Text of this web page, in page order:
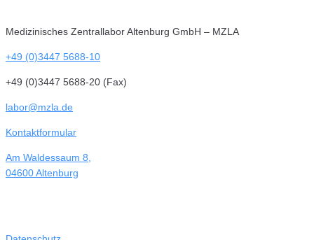
Medizinisches Zentrallabor Altenburg GmbH – MZLA
+49 (0)3447 5688-10
+49 (0)3447 5688-20 (Fax)
labor@mzla.de
Kontaktformular
Am Waldessaum 8,
04600 Altenburg